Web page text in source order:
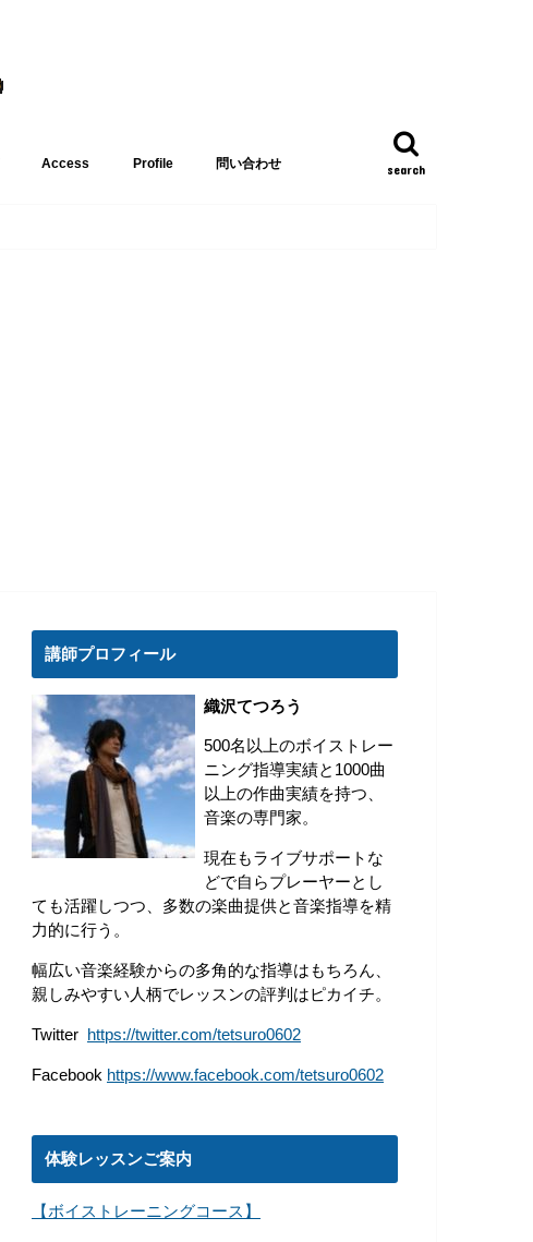
search
Access Profile 問い合わせ
講師プロフィール
織沢てつろう
500名以上のボイストレー
ニング指導実績と1000曲
以上の作曲実績を持つ、
音楽の専門家。
現在もライブサポートな
どで自らプレーヤーとし
ても活躍しつつ、多数の楽曲提供と音楽指導を精
力的に行う。
幅広い音楽経験からの多角的な指導はもちろん、
親しみやすい人柄でレッスンの評判はピカイチ。
Twitter https://twitter.com/tetsuro0602
Facebook https://www.facebook.com/tetsuro0602
体験レッスンご案内
【ボイストレーニングコース】